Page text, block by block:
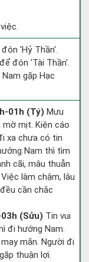
'Hỷ Thần'.
đón 'Tài Thần'.
gặp Hạc
01h (Tý) Mưu
mịt. Kiện cáo
xa chưa có tin
Nam thì tìm
cãi, mâu thuẫn
làm chậm, lâu
cần chắc
(Sửu) Tin vui
đi hướng Nam.
mắn. Người đi
thuận lợi.